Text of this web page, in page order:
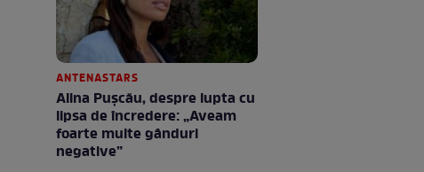
ANTENASTARS
Alina Pușcău, despre lupta cu
lipsa de încredere: „Aveam
foarte multe gânduri
negative”